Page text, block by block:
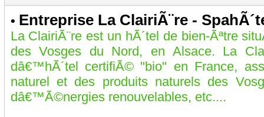
• Entreprise La ClairiÃ¨re -
La ClairiÃ¨re est un hÃ´tel de bien-Ãªtre
des Vosges du Nord, en Alsace. La
dâ€™hÃ´tel certifiÃ© "bio" en France,
naturel et des produits naturels des
dâ€™Ã©nergies renouvelables, etc....